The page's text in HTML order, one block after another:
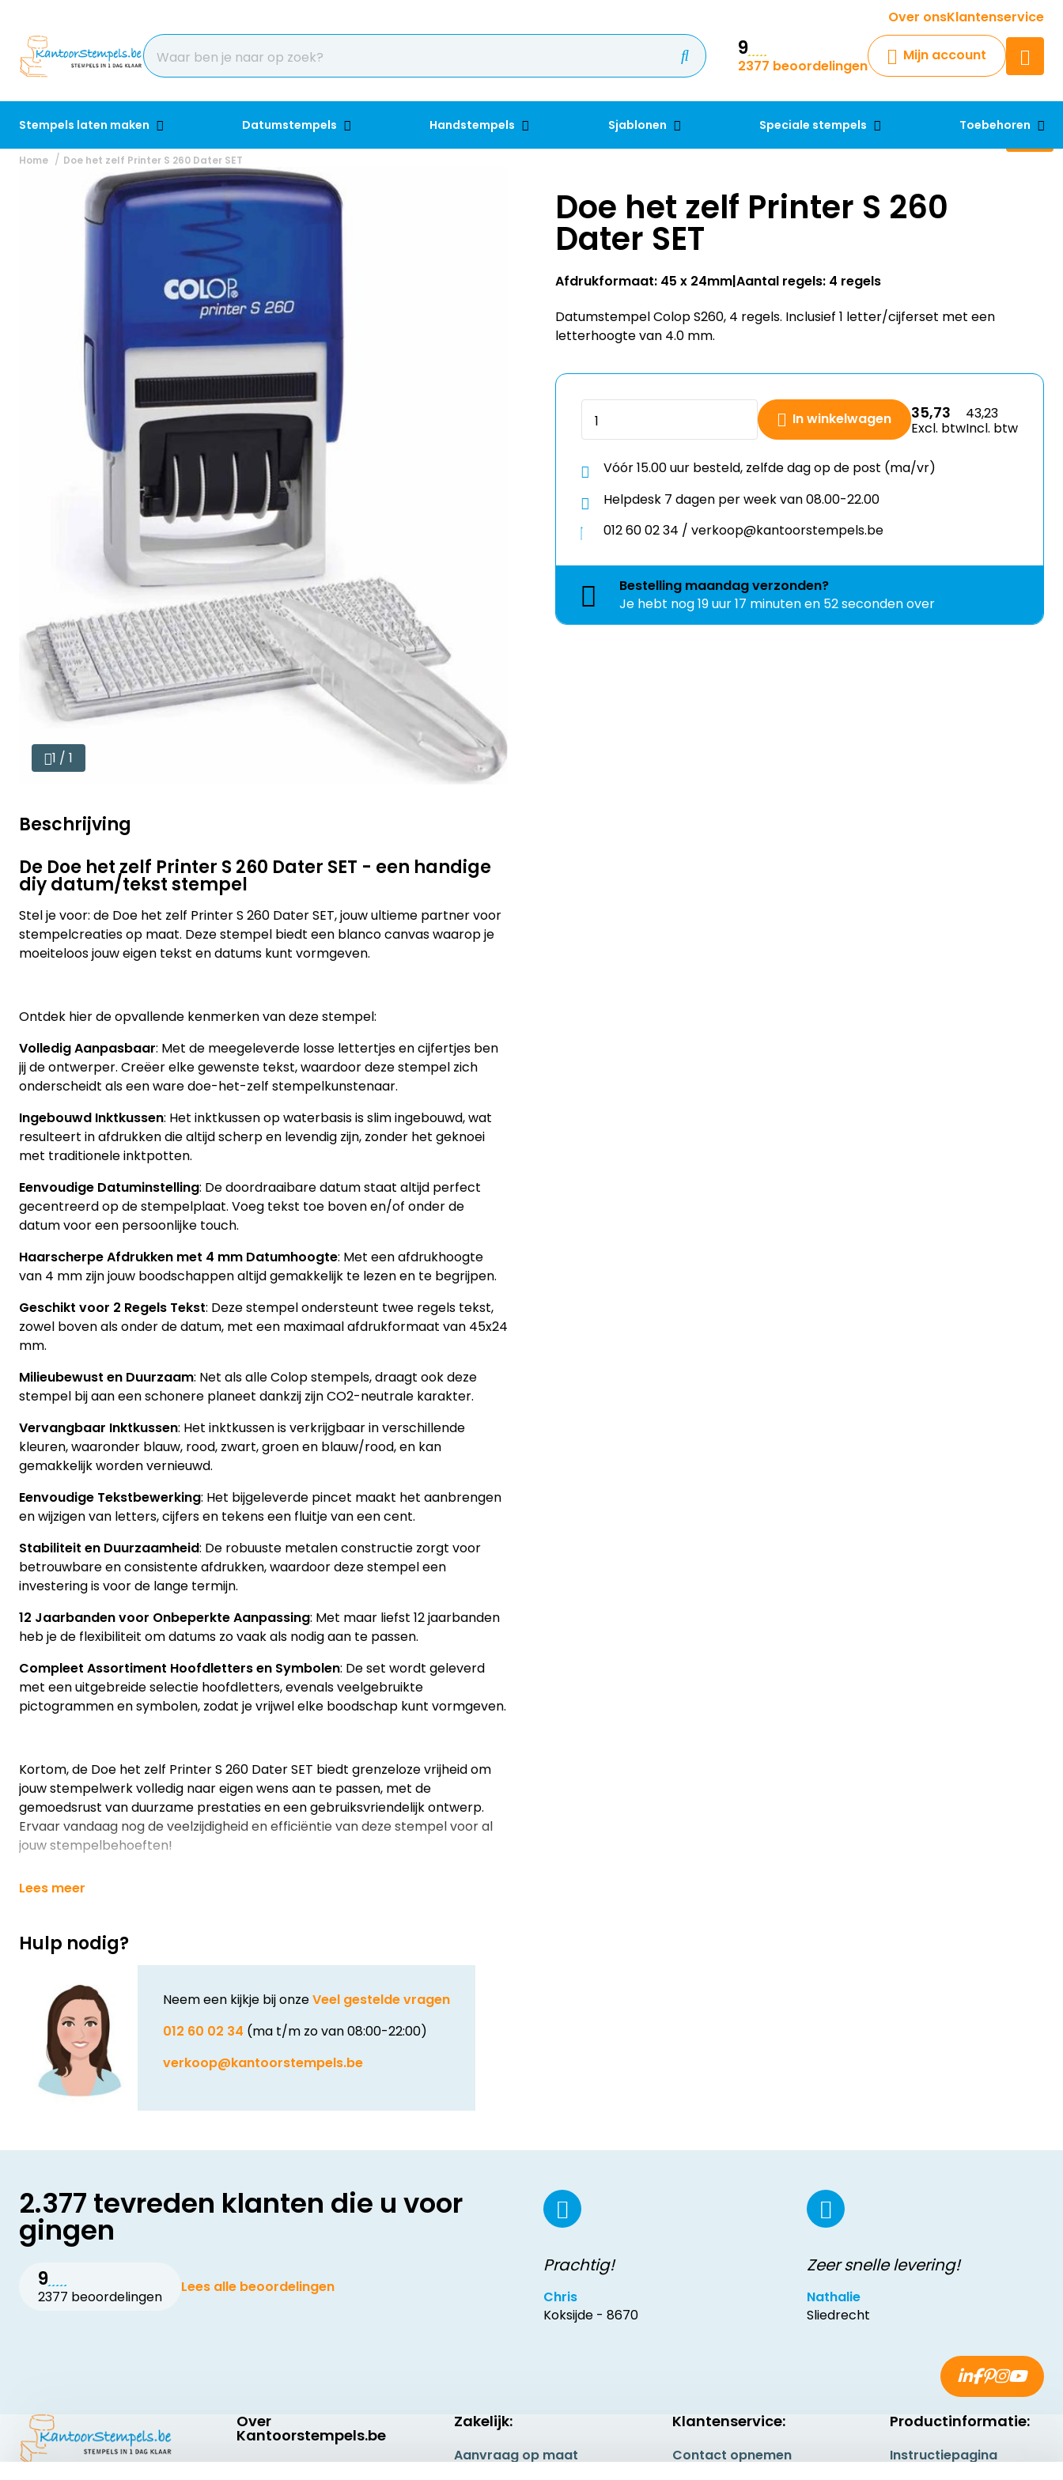
Over onsKlantenservice
9
2377 beoordelingen
Mijn account
Stempels laten maken Datumstempels Handstempels Sjablonen Speciale stempels Toebehoren
Krijg een antwoord op uw vraag
Chatbot
Chat 24/7 met onze chatbot
Contact
Home Doe het zelf Printer S 260 Dater SET
1 / 1
Beschrijving
De Doe het zelf Printer S 260 Dater SET - een handige
diy datum/tekst stempel
Stel je voor: de Doe het zelf Printer S 260 Dater SET, jouw ultieme partner voor
stempelcreaties op maat. Deze stempel biedt een blanco canvas waarop je
moeiteloos jouw eigen tekst en datums kunt vormgeven.
Ontdek hier de opvallende kenmerken van deze stempel:
Volledig Aanpasbaar: Met de meegeleverde losse lettertjes en cijfertjes ben
jij de ontwerper. Creëer elke gewenste tekst, waardoor deze stempel zich
onderscheidt als een ware doe-het-zelf stempelkunstenaar.
Ingebouwd Inktkussen: Het inktkussen op waterbasis is slim ingebouwd, wat
resulteert in afdrukken die altijd scherp en levendig zijn, zonder het geknoei
met traditionele inktpotten.
Eenvoudige Datuminstelling: De doordraaibare datum staat altijd perfect
gecentreerd op de stempelplaat. Voeg tekst toe boven en/of onder de
datum voor een persoonlijke touch.
Haarscherpe Afdrukken met 4 mm Datumhoogte: Met een afdrukhoogte
van 4 mm zijn jouw boodschappen altijd gemakkelijk te lezen en te begrijpen.
Geschikt voor 2 Regels Tekst: Deze stempel ondersteunt twee regels tekst,
zowel boven als onder de datum, met een maximaal afdrukformaat van 45x24
mm.
Milieubewust en Duurzaam: Net als alle Colop stempels, draagt ook deze
stempel bij aan een schonere planeet dankzij zijn CO2-neutrale karakter.
Vervangbaar Inktkussen: Het inktkussen is verkrijgbaar in verschillende
kleuren, waaronder blauw, rood, zwart, groen en blauw/rood, en kan
gemakkelijk worden vernieuwd.
Eenvoudige Tekstbewerking: Het bijgeleverde pincet maakt het aanbrengen
en wijzigen van letters, cijfers en tekens een fluitje van een cent.
Stabiliteit en Duurzaamheid: De robuuste metalen constructie zorgt voor
betrouwbare en consistente afdrukken, waardoor deze stempel een
investering is voor de lange termijn.
12 Jaarbanden voor Onbeperkte Aanpassing: Met maar liefst 12 jaarbanden
heb je de flexibiliteit om datums zo vaak als nodig aan te passen.
Compleet Assortiment Hoofdletters en Symbolen: De set wordt geleverd
met een uitgebreide selectie hoofdletters, evenals veelgebruikte
pictogrammen en symbolen, zodat je vrijwel elke boodschap kunt vormgeven.
Kortom, de Doe het zelf Printer S 260 Dater SET biedt grenzeloze vrijheid om
jouw stempelwerk volledig naar eigen wens aan te passen, met de
gemoedsrust van duurzame prestaties en een gebruiksvriendelijk ontwerp.
Ervaar vandaag nog de veelzijdigheid en efficiëntie van deze stempel voor al
jouw stempelbehoeften!
Lees meer
Hulp nodig?
Neem een kijkje bij onzeVeel gestelde vragen
012 60 02 34 (ma t/m zo van 08:00-22:00)
verkoop@kantoorstempels.be
Doe het zelf Printer S 260
Dater SET
Datumstempel Colop S260, 4 regels. Inclusief 1 letter/cijferset met een
letterhoogte van 4.0 mm.
Excl. btw
Vóór 15.00 uur besteld, zelfde dag op de post (ma/vr)
Helpdesk 7 dagen per week van 08.00-22.00
012 60 02 34 / verkoop@kantoorstempels.be
Bestellingmaandagverzonden?
Je hebt nog19 uur 17 minuten en 50 seconden over
2.377 tevreden klanten die u voor
gingen
9
2377 beoordelingen
Lees alle beoordelingen
Prachtig!
Chris
Koksijde - 8670
Zeer snelle levering!
Nathalie
Sliedrecht
Over
Kantoorstempels.be
Zakelijk:
Aanvraag op maat
Klantenservice:
Contact opnemen
Productinformatie:
Instructiepagina